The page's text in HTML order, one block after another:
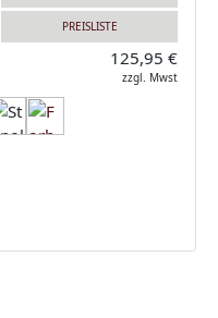
PREISLISTE
125,95 €
zzgl. Mwst